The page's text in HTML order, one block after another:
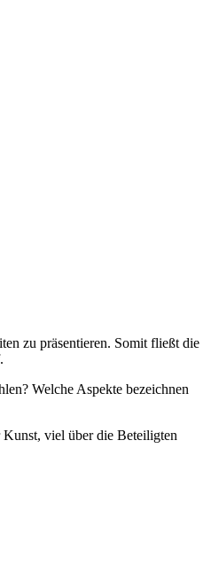
zu präsentieren. Somit fließt die
Welche Aspekte bezeichnen
viel über die Beteiligten